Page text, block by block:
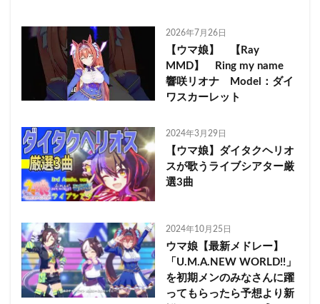
2026年7月26日
【ウマ娘】 【Ray
MMD】 Ring my name
響咲リオナ Model：ダイ
ワスカーレット
2024年3月29日
【ウマ娘】ダイタクヘリオ
スが歌うライブシアター厳
選3曲
2024年10月25日
ウマ娘【最新メドレー】
「U.M.A.NEW WORLD!!」
を初期メンのみなさんに躍
ってもらったら予想より新